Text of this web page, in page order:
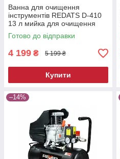
Ванна для очищення
інструментів REDATS D-410
13 л мийка для очищення
деталей мийна ванна для
майстерні
Готово до відправки
4 199 ₴ 5 199 ₴
Купити
–14%